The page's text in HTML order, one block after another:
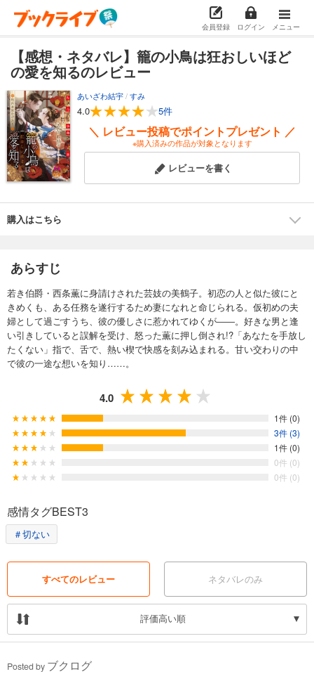
会員登録 ログイン メニュー
【感想・ネタバレ】籠の小鳥は狂おしいほど
の愛を知るのレビュー
あいざわ結宇/すみ
4.0 5件
＼ レビュー投稿でポイントプレゼント ／
※購入済みの作品が対象となります
レビューを書く
購入はこちら
あらすじ
若き伯爵・西条薫に身請けされた芸妓の美鶴子。初恋の人と似た彼にと
きめくも、ある任務を遂行するため妻になれと命じられる。仮初めの夫
婦として過ごすうち、彼の優しさに惹かれてゆくが――。好きな男と逢
い引きしていると誤解を受け、怒った薫に押し倒され!?「あなたを手放し
たくない」指で、舌で、熱い楔で快感を刻み込まれる。甘い交わりの中
で彼の一途な想いを知り……。
4.0
1件 (0)
3件 (3)
1件 (0)
0件 (0)
0件 (0)
感情タグBEST3
＃切ない
すべてのレビュー ネタバレのみ
評価高い順
Posted by ブクログ